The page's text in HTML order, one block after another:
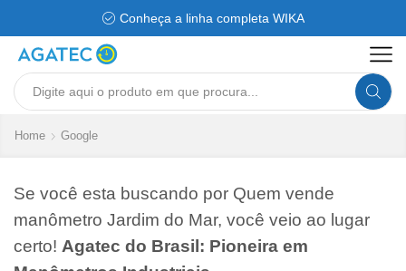
Conheça a linha completa WIKA
Search
Home Google
Se você esta buscando por Quem vende
manômetro Jardim do Mar, você veio ao lugar
certo! Agatec do Brasil: Pioneira em